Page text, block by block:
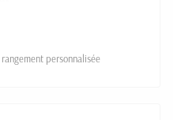
personnalisée